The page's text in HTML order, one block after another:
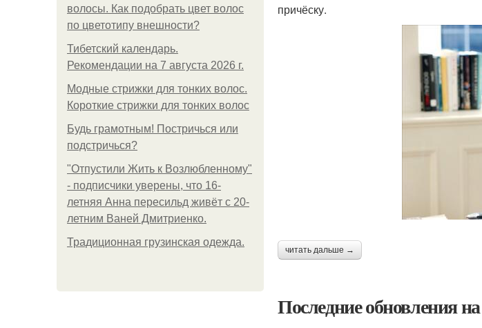
волосы. Как подобрать цвет волос
по цветотипу внешности?
Тибетский календарь.
Рекомендации на 7 августа 2026 г.
Модные стрижки для тонких волос.
Короткие стрижки для тонких волос
Будь грамотным! Постричься или
подстричься?
"Отпустили Жить к Возлюбленному"
- подписчики уверены, что 16-
летняя Анна пересильд живёт с 20-
летним Ваней Дмитриенко.
Традиционная грузинская одежда.
причёску.
читать дальше →
Последние обновления